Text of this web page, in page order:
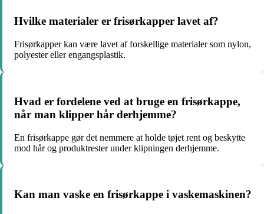
Hvilke materialer er frisørkapper lavet af?
Frisørkapper kan være lavet af forskellige materialer som nylon,
polyester eller engangsplastik.
Hvad er fordelene ved at bruge en frisørkappe,
når man klipper hår derhjemme?
En frisørkappe gør det nemmere at holde tøjet rent og beskytte
mod hår og produktrester under klipningen derhjemme.
Kan man vaske en frisørkappe i vaskemaskinen?